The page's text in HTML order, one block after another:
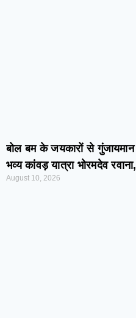
बोल बम के जयकारों से गुंजायमान
भव्य कांवड़ यात्रा भोरमदेव
August 10, 2026